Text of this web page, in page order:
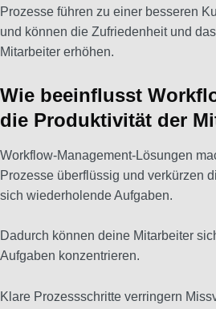
Prozesse führen zu einer besseren
und können die Zufriedenheit und
Mitarbeiter erhöhen.
Wie beeinflusst
die Produktivität der
Workflow-Management-Lösungen
Prozesse überflüssig und verkürzen
sich wiederholende Aufgaben.
Dadurch können deine Mitarbeiter
Aufgaben konzentrieren.
Klare Prozessschritte verringern